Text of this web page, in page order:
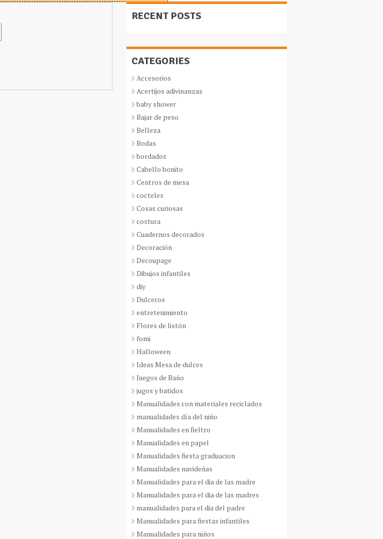
RECENT POSTS
CATEGORIES
Accesorios
Acertijos adivinanzas
baby shower
Bajar de peso
Belleza
Bodas
bordados
Cabello bonito
Centros de mesa
cocteles
Cosas curiosas
costura
Cuadernos decorados
Decoración
Decoupage
Dibujos infantiles
diy
Dulceros
entretenimiento
Flores de listón
fomi
Halloween
Ideas Mesa de dulces
Juegos de Baño
jugos y batidos
Manualidades con materiales reciclados
manualidades día del niño
Manualidades en fieltro
Manualidades en papel
Manualidades fiesta graduacion
Manualidades navideñas
Manualidades para el dia de las madre
Manualidades para el dia de las madres
manualidades para el dia del padre
Manualidades para fiestas infantiles
Manualidades para niños